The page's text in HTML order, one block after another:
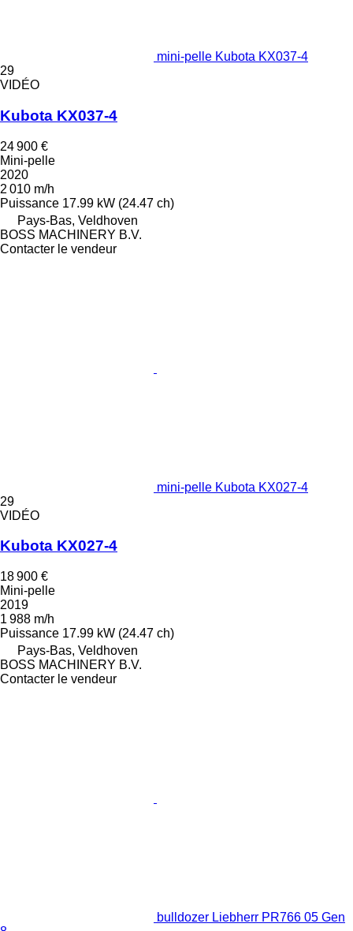
mini-pelle Kubota KX037-4
29
VIDÉO
Kubota KX037-4
24 900 €
Mini-pelle
2020
2 010 m/h
Puissance 17.99 kW (24.47 ch)
Pays-Bas, Veldhoven
BOSS MACHINERY B.V.
Contacter le vendeur
mini-pelle Kubota KX027-4
29
VIDÉO
Kubota KX027-4
18 900 €
Mini-pelle
2019
1 988 m/h
Puissance 17.99 kW (24.47 ch)
Pays-Bas, Veldhoven
BOSS MACHINERY B.V.
Contacter le vendeur
bulldozer Liebherr PR766 05 Gen